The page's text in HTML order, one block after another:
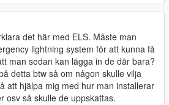
det här med ELS. Måste man
lightning system för att kunna få
man sedan kan lägga in de där bara?
detta btw så om någon skulle vilja
att hjälpa mig med hur man installerar
osv så skulle de uppskattas.